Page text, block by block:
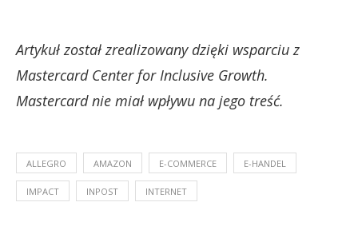
Artykuł został zrealizowany dzięki wsparciu z
Mastercard Center for Inclusive Growth.
Mastercard nie miał wpływu na jego treść.
ALLEGRO AMAZON E-COMMERCE E-HANDEL
IMPACT INPOST INTERNET